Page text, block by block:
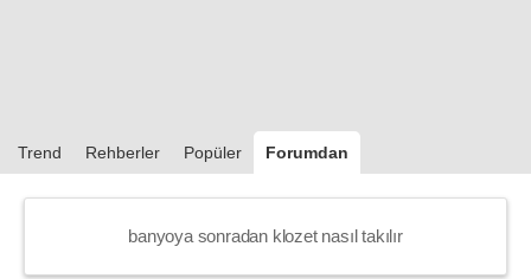
Trend Rehberler Popüler Forumdan
banyoya sonradan klozet nasıl takılır